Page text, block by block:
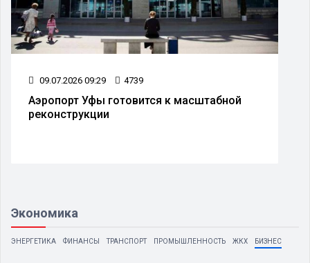
29.07.2026 09:29 4348
В Уфе временно перекроют движение на
Восточном выезде
Экономика
ЭНЕРГЕТИКА ФИНАНСЫ ТРАНСПОРТ ПРОМЫШЛЕННОСТЬ ЖКХ БИЗНЕС